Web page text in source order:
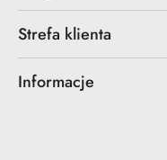
Strefa klienta
Informacje